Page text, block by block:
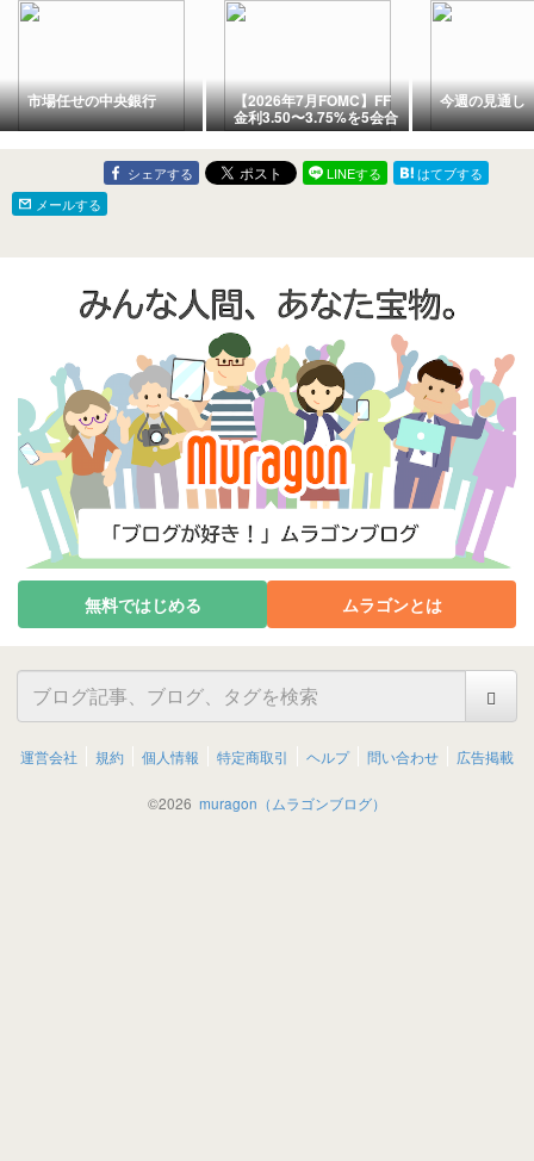
市場任せの中央銀行 【2026年7月FOMC】FF
金利3.50〜3.75%を5会合
連続据え置き——9対3の
分裂採決、地区連銀総裁3
名がタカ派反対票
今週の見通し
シェアする LINEする
はてブする
メールする
無料ではじめる ムラゴンとは
運営会社 規約 個人情報 特定商取引 ヘルプ 問い合わせ 広告掲載
©2026 muragon（ムラゴンブログ）